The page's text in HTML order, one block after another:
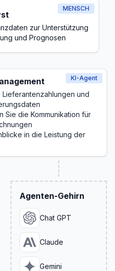
MENSCH
zur Unterstützung
und Prognosen
KI-Agent
und
Sie die Kommunikation für
in die Leistung der
Agenten-Gehirn
Chat GPT
Claude
Gemini